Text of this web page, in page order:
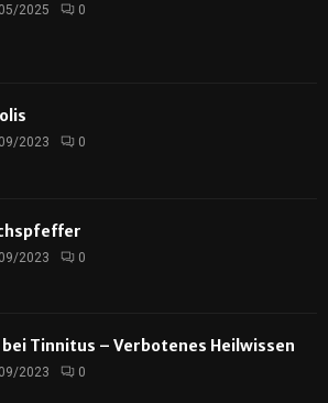
2025 0
2023 0
2023 0
Tinnitus – Verbotenes Heilwissen
2023 0